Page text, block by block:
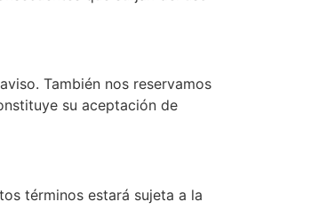
También nos reservamos
su aceptación de
términos estará sujeta a la